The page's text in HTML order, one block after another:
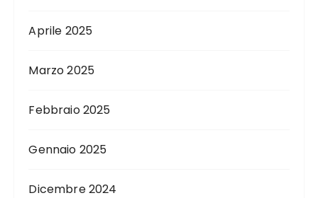
Aprile 2025
Marzo 2025
Febbraio 2025
Gennaio 2025
Dicembre 2024